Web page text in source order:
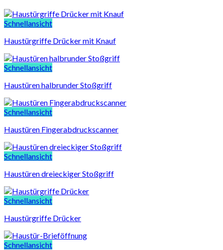
Schnellansicht
Haustürgriffe Drücker mit Knauf
Schnellansicht
Haustüren halbrunder Stoßgriff
Schnellansicht
Haustüren Fingerabdruckscanner
Schnellansicht
Haustüren dreieckiger Stoßgriff
Schnellansicht
Haustürgriffe Drücker
Schnellansicht